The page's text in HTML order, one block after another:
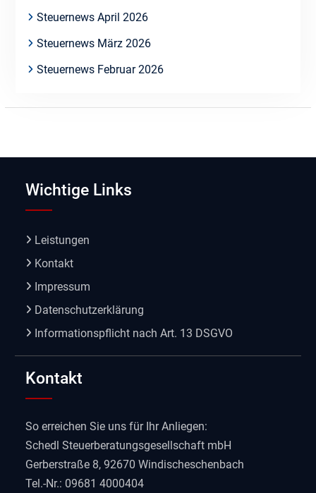
Steuernews April 2026
Steuernews März 2026
Steuernews Februar 2026
Wichtige Links
Leistungen
Kontakt
Impressum
Datenschutzerklärung
Informationspflicht nach Art. 13 DSGVO
Kontakt
So erreichen Sie uns für Ihr Anliegen:
Schedl Steuerberatungsgesellschaft mbH
Gerberstraße 8, 92670 Windischeschenbach
Tel.-Nr.: 09681 4000404